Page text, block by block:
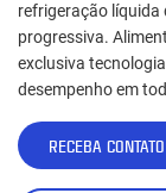
refrigeração líquida
progressiva.
exclusiva
desempenho em
RECEBA CONTATO